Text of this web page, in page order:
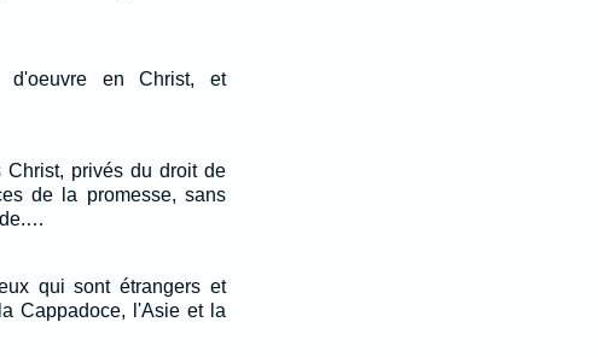
d'oeuvre en Christ, et
privés du droit de
de la promesse, sans
qui sont étrangers et
Cappadoce, l'Asie et la